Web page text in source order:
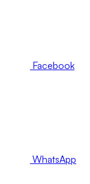
Facebook
WhatsApp